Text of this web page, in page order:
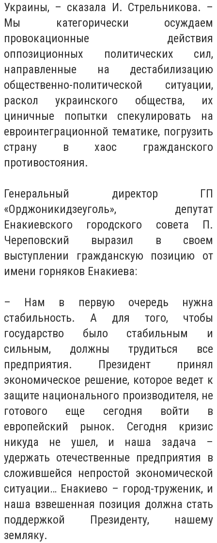
Украины, – сказала И. Стрельникова. –
Мы категорически осуждаем
провокационные действия
оппозиционных политических сил,
направленные на дестабилизацию
общественно-политической ситуации,
раскол украинского общества, их
циничные попытки спекулировать на
евроинтеграционной тематике, погрузить
страну в хаос гражданского
противостояния.
Генеральный директор ГП
«Орджоникидзеуголь», депутат
Енакиевского городского совета П.
Череповский выразил в своем
выступлении гражданскую позицию от
имени горняков Енакиева:
– Нам в первую очередь нужна
стабильность. А для того, чтобы
государство было стабильным и
сильным, должны трудиться все
предприятия. Президент принял
экономическое решение, которое ведет к
защите национального производителя, не
готового еще сегодня войти в
европейский рынок. Сегодня кризис
никуда не ушел, и наша задача –
удержать отечественные предприятия в
сложившейся непростой экономической
ситуации… Енакиево – город-труженик, и
наша взвешенная позиция должна стать
поддержкой Президенту, нашему
земляку.